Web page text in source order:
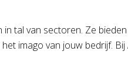
tal van sectoren. Ze
imago van jouw bedrijf.